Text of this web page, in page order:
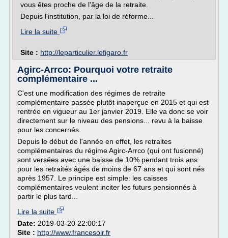
vous êtes proche de l'âge de la retraite.
Depuis l'institution, par la loi de réforme...
Lire la suite
Site : http://leparticulier.lefigaro.fr
Agirc-Arrco: Pourquoi votre retraite
complémentaire ...
C'est une modification des régimes de retraite
complémentaire passée plutôt inaperçue en 2015 et qui est
rentrée en vigueur au 1er janvier 2019. Elle va donc se voir
directement sur le niveau des pensions... revu à la baisse
pour les concernés.
Depuis le début de l'année en effet, les retraites
complémentaires du régime Agirc-Arrco (qui ont fusionné)
sont versées avec une baisse de 10% pendant trois ans
pour les retraités âgés de moins de 67 ans et qui sont nés
après 1957. Le principe est simple: les caisses
complémentaires veulent inciter les futurs pensionnés à
partir le plus tard...
Lire la suite
Date: 2019-03-20 22:00:17
Site : http://www.francesoir.fr